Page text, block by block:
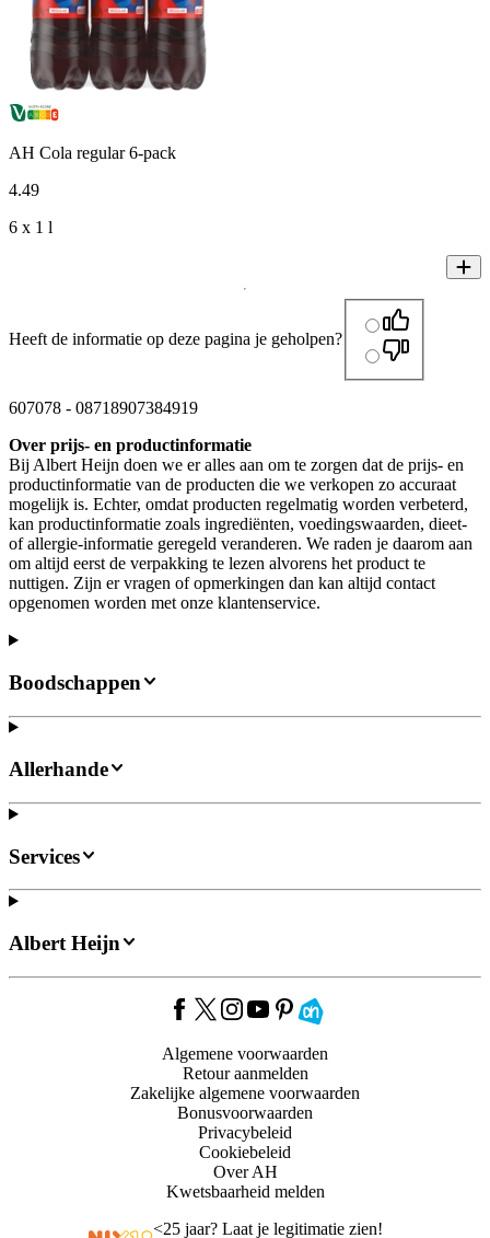
AH Cola regular 6-pack
4.49
6 x 1 l
Heeft de informatie op deze pagina je geholpen?
607078 - 08718907384919
Over prijs- en productinformatie
Bij Albert Heijn doen we er alles aan om te zorgen dat de prijs- en
productinformatie van de producten die we verkopen zo accuraat
mogelijk is. Echter, omdat producten regelmatig worden verbeterd,
kan productinformatie zoals ingrediënten, voedingswaarden, dieet-
of allergie-informatie geregeld veranderen. We raden je daarom aan
om altijd eerst de verpakking te lezen alvorens het product te
nuttigen. Zijn er vragen of opmerkingen dan kan altijd contact
opgenomen worden met onze klantenservice.
Boodschappen
Allerhande
Services
Albert Heijn
Algemene voorwaarden
Retour aanmelden
Zakelijke algemene voorwaarden
Bonusvoorwaarden
Privacybeleid
Cookiebeleid
Over AH
Kwetsbaarheid melden
<25 jaar? Laat je legitimatie zien!